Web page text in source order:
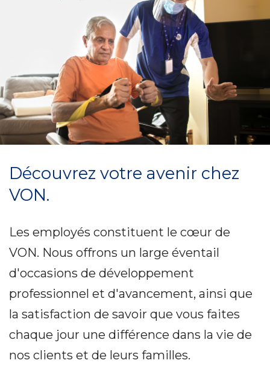
Découvrez votre avenir chez
VON.
Les employés constituent le cœur de
VON. Nous offrons un large éventail
d'occasions de développement
professionnel et d'avancement, ainsi que
la satisfaction de savoir que vous faites
chaque jour une différence dans la vie de
nos clients et de leurs familles.